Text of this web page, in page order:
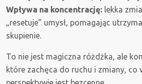
Wpływa na koncentrację: lekka
„resetuje” umysł, pomagając
skupienie.
To nie jest magiczna różdżka, ale
które zachęca do ruchu i zmiany, co